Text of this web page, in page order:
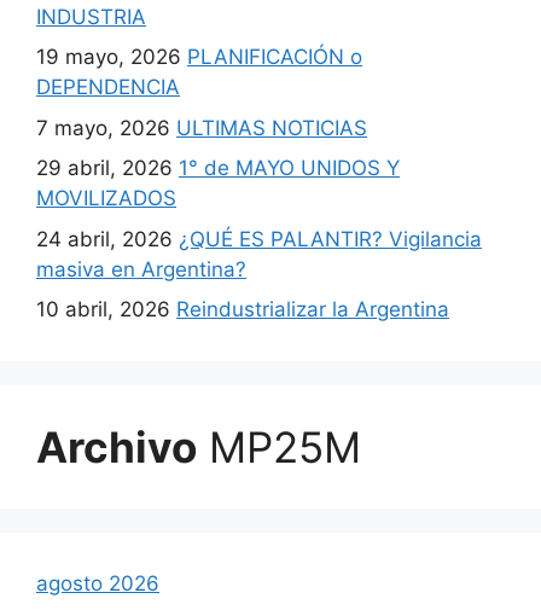
INDUSTRIA
19 mayo, 2026 PLANIFICACIÓN o
DEPENDENCIA
7 mayo, 2026 ULTIMAS NOTICIAS
29 abril, 2026 1° de MAYO UNIDOS Y
MOVILIZADOS
24 abril, 2026 ¿QUÉ ES PALANTIR? Vigilancia
masiva en Argentina?
10 abril, 2026 Reindustrializar la Argentina
Archivo MP25M
agosto 2026